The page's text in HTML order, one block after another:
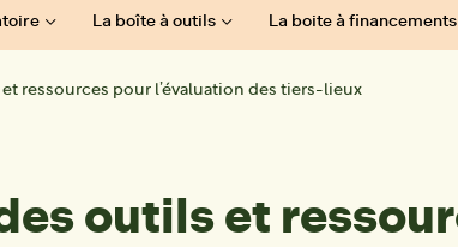
La boîte à outils La boite à financements
ressources pour l’évaluation des tiers-lieux
outils et